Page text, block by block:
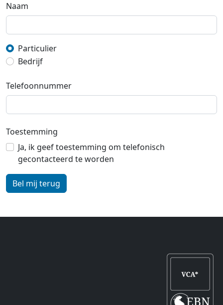
Naam
Particulier
Bedrijf
Telefoonnummer
Toestemming
Ja, ik geef toestemming om telefonisch
gecontacteerd te worden